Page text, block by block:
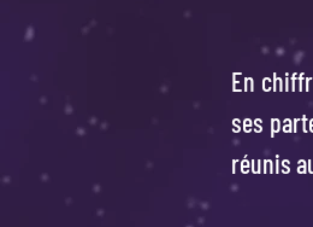
En
ses
réunis